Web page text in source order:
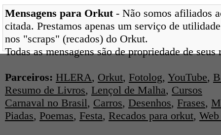
Mensagens para Orkut- Não somos afiliados
citada. Prestamos apenas um serviço de
nos "scraps" (recados) do Orkut.
Todas as mensagens são de propriedade de
Parceiros: HLERA, Orkut, Fotolog, YouTube,
Resumo de Livros, Lençol de Malha, Cursos
Carnaval no Brasil, Carros, Desenhos, Frases,
Piadas, Poemas, Festa, Recados para orkut,